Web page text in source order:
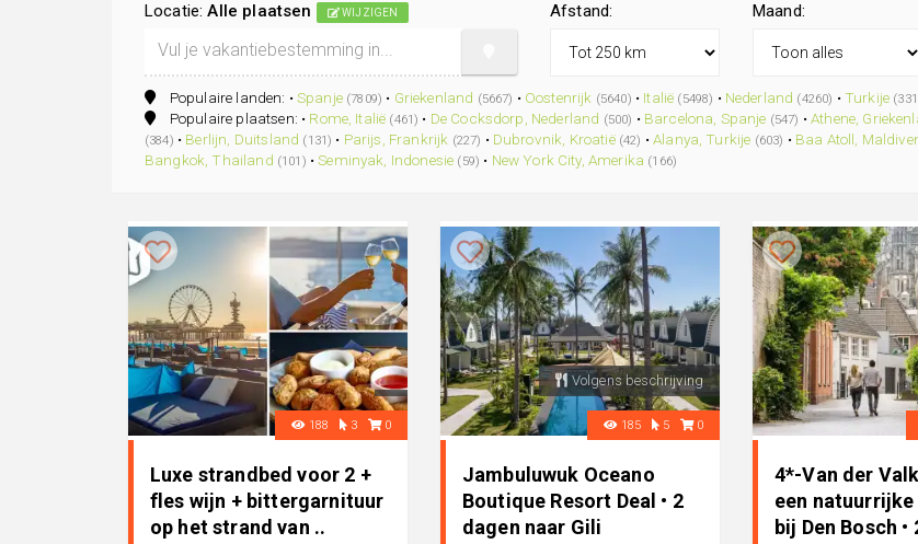
Locatie:Alle plaatsen WIJZIGEN Afstand: Maand:
Populaire landen: •Spanje (7809) • Griekenland (5667) • Oostenrijk (5640) • Italië (5498) • Nederland (4260) • Turkije
Populaire plaatsen: • Rome, Italië (461) • De Cocksdorp, Nederland (500) • Barcelona, Spanje (547) •Athene,
(384) • Berlijn, Duitsland (131) • Parijs, Frankrijk (227) • Dubrovnik, Kroatië (42) •Alanya, Turkije (603) • Baa Atoll,
Bangkok, Thailand (101) •Seminyak, Indonesie (59) • New York City, Amerika (166)
188 3 0
Luxe strandbed voor 2 +
fles wijn + bittergarnituur
op het strand van ..
Volgens beschrijving
185 5 0
Jambuluwuk Oceano
Boutique Resort Deal • 2
dagen naar Gili
4*-Van der
een
bij Den Bosch •